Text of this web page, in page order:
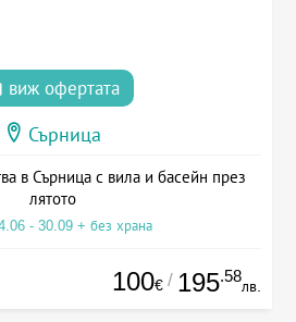
виж офертата
Сърница
в Сърница с вила и басейн през
лятото
- 30.09 + без храна
100€ / 195.58
лв.